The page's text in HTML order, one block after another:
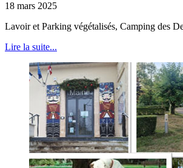
18 mars 2025
Lavoir et Parking végétalisés, Camping des
Lire la suite...